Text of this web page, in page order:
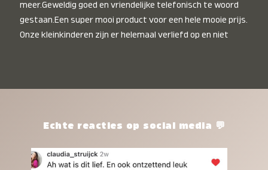
meer.Geweldig goed en vriendelijke telefonisch te woord
gestaan.Een super mooi product voor een hele mooie prijs.
Onze kleinkinderen zijn er helemaal verliefd op en niet
het waard.Echte reacties op social media 💬